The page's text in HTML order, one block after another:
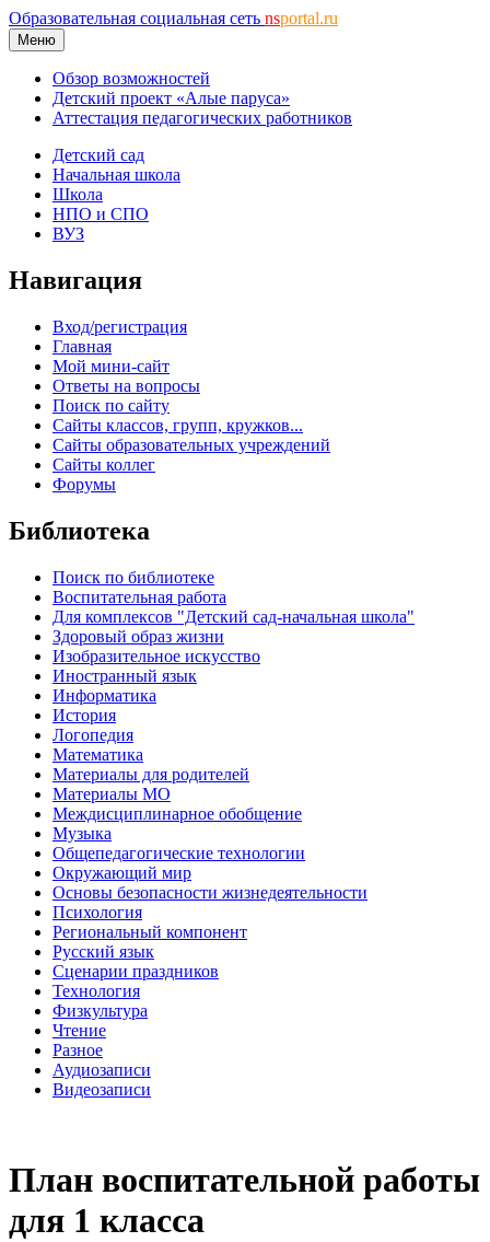
Образовательная социальная сеть nsportal.ru
Меню
Обзор возможностей
Детский проект «Алые паруса»
Аттестация педагогических работников
Детский сад
Начальная школа
Школа
НПО и СПО
ВУЗ
Навигация
Вход/регистрация
Главная
Мой мини-сайт
Ответы на вопросы
Поиск по сайту
Сайты классов, групп, кружков...
Сайты образовательных учреждений
Сайты коллег
Форумы
Библиотека
Поиск по библиотеке
Воспитательная работа
Для комплексов "Детский сад-начальная школа"
Здоровый образ жизни
Изобразительное искусство
Иностранный язык
Информатика
История
Логопедия
Математика
Материалы для родителей
Материалы МО
Междисциплинарное обобщение
Музыка
Общепедагогические технологии
Окружающий мир
Основы безопасности жизнедеятельности
Психология
Региональный компонент
Русский язык
Сценарии праздников
Технология
Физкультура
Чтение
Разное
Аудиозаписи
Видеозаписи
План воспитательной работы
для 1 класса